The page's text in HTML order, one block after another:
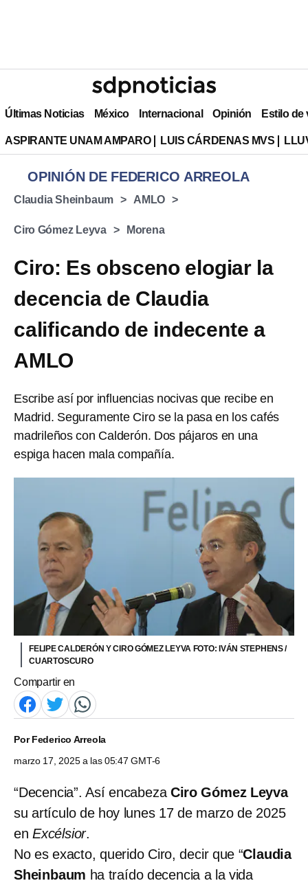
Últimas Noticias México Internacional Opinión Estilo de
ASPIRANTE UNAM AMPARO LUIS CÁRDENAS MVS
OPINIÓN DE FEDERICO ARREOLA
Claudia Sheinbaum AMLO
Ciro Gómez Leyva Morena
Ciro: Es obsceno elogiar la
decencia de Claudia
calificando de indecente a
AMLO
Escribe así por influencias nocivas que recibe en
Madrid. Seguramente Ciro se la pasa en los cafés
madrileños con Calderón. Dos pájaros en una
espiga hacen mala compañía.
FELIPE CALDERÓN Y CIRO GÓMEZ LEYVA FOTO: IVÁN STEPHENS /
CUARTOSCURO
Compartir en
PorFederico Arreola
marzo 17, 2025 a las 05:47 GMT-6
“Decencia”. Así encabeza Ciro Gómez Leyva
su artículo de hoy lunes 17 de marzo de 2025
en Excélsior.
No es exacto, querido Ciro, decir que “Claudia
Sheinbaum ha traído decencia a la vida